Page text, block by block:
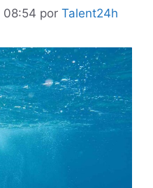
08:54 por Talent24h